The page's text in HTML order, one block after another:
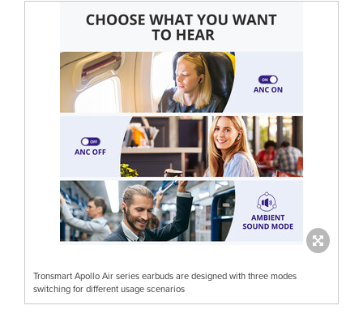
Tronsmart Apollo Air series earbuds are designed with three modes
switching for different usage scenarios